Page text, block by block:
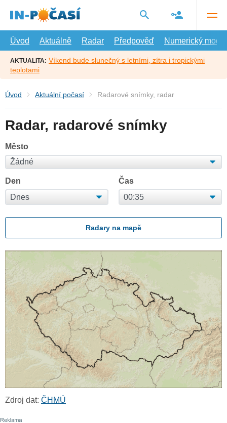
hlavní
Úvod
Aktuálně Radar Předpověď Numerický model
AKTUALITA: Víkend bude slunečný s letními, zítra i tropickými
teplotami
Úvod Aktuální počasí Radarové snímky, radar
Radar, radarové snímky
Město
Den Čas
Radary na mapě
Zdroj dat: ČHMÚ